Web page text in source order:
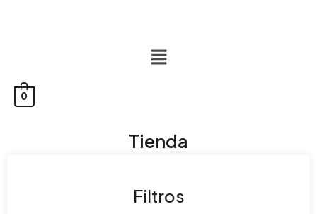
0
Tienda
Filtros